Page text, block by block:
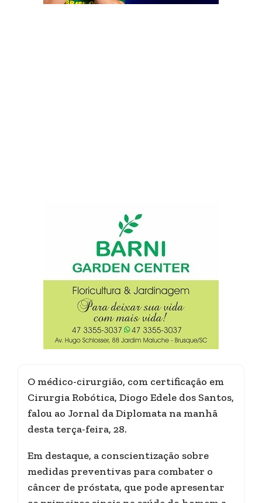
O médico-cirurgião, com certificação em
Cirurgia Robótica, Diogo Edele dos Santos,
falou ao Jornal da Diplomata na manhã
desta terça-feira, 28.
Em destaque, a conscientização sobre
medidas preventivas para combater o
câncer de próstata, que pode apresentar